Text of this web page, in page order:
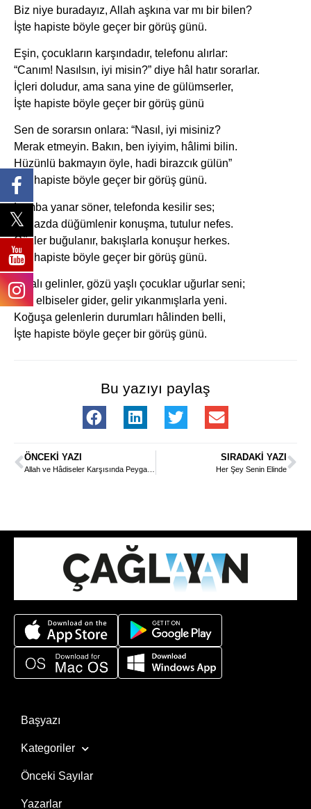
Biz niye buradayız, Allah aşkına var mı bir bilen?
İşte hapiste böyle geçer bir görüş günü.
Eşin, çocukların karşındadır, telefonu alırlar:
“Canım! Nasılsın, iyi misin?” diye hâl hatır sorarlar.
İçleri doludur, ama sana yine de gülümserler,
İşte hapiste böyle geçer bir görüş günü
Sen de sorarsın onlara: “Nasıl, iyi misiniz?
Merak etmeyin. Bakın, ben iyiyim, hâlimi bilin.
Hüzünlü bakmayın öyle, hadi birazcık gülün”
İşte hapiste böyle geçer bir görüş günü.
Lamba yanar söner, telefonda kesilir ses;
Boğazda düğümlenir konuşma, tutulur nefes.
Gözler buğulanır, bakışlarla konuşur herkes.
İşte hapiste böyle geçer bir görüş günü.
Kınalı gelinler, gözü yaşlı çocuklar uğurlar seni;
Kirli elbiseler gider, gelir yıkanmışlarla yeni.
Koğuşa gelenlerin durumları hâlinden belli,
İşte hapiste böyle geçer bir görüş günü.
Bu yazıyı paylaş
ÖNCEKI YAZI
Allah ve Hâdiseler Karşısında Peygamberâne Duruş-1
SIRADAKI YAZI
Her Şey Senin Elinde
Başyazı
Kategoriler
Önceki Sayılar
Yazarlar